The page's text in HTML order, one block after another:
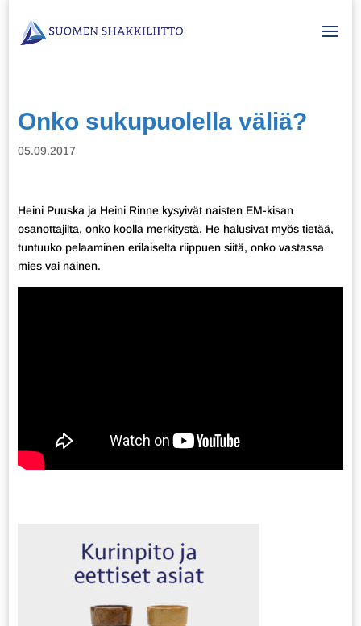
Onko sukupuolella väliä?
05.09.2017
Heini Puuska ja Heini Rinne kysyivät naisten EM-kisan
osanottajilta, onko koolla merkitystä. He halusivat myös tietää,
tuntuuko pelaaminen erilaiselta riippuen siitä, onko vastassa
mies vai nainen.